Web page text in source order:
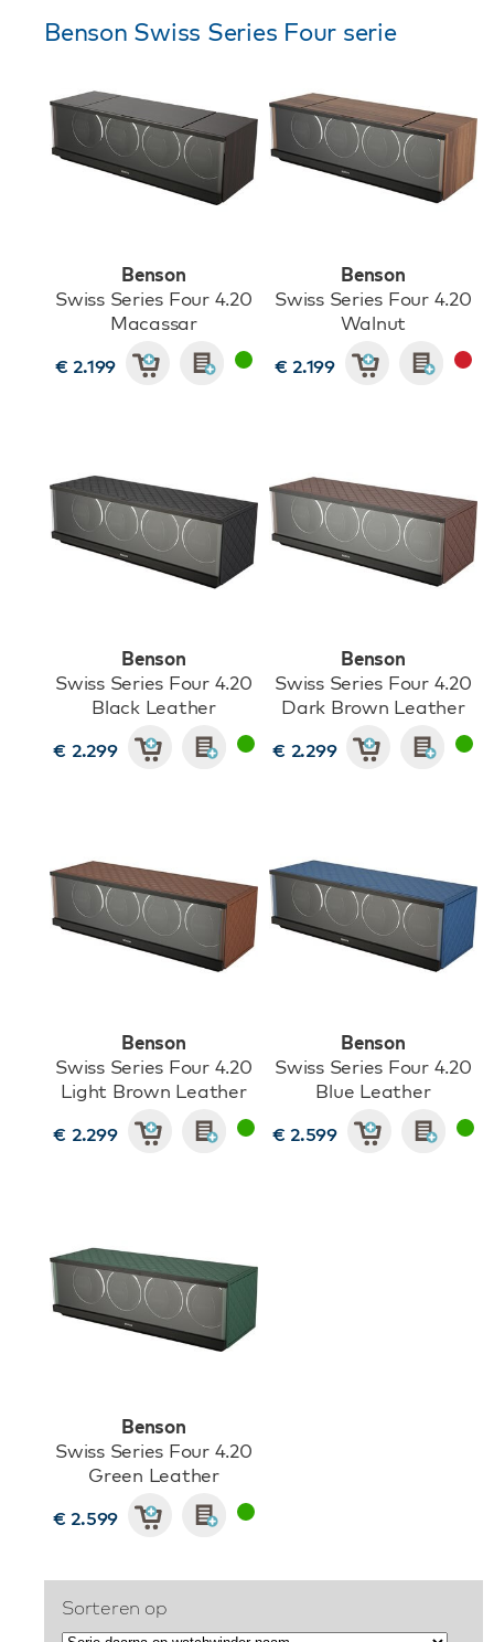
Benson Swiss Series Four serie
Benson
Swiss Series Four 4.20
Macassar
€ 2.199
Benson
Swiss Series Four 4.20
Walnut
€ 2.199
Benson
Swiss Series Four 4.20
Black Leather
€ 2.299
Benson
Swiss Series Four 4.20
Dark Brown Leather
€ 2.299
Benson
Swiss Series Four 4.20
Light Brown Leather
€ 2.299
Benson
Swiss Series Four 4.20
Blue Leather
€ 2.599
Benson
Swiss Series Four 4.20
Green Leather
€ 2.599
Sorteren op